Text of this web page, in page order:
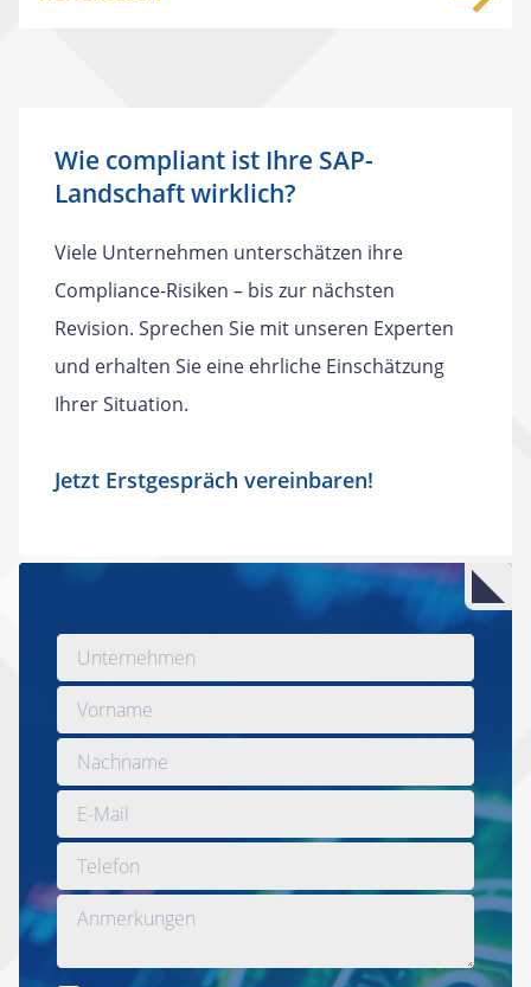
Wie compliant ist Ihre SAP-
Landschaft wirklich?
Viele Unternehmen unterschätzen ihre
Compliance-Risiken – bis zur nächsten
Revision. Sprechen Sie mit unseren Experten
und erhalten Sie eine ehrliche Einschätzung
Ihrer Situation.
Jetzt Erstgespräch vereinbaren!